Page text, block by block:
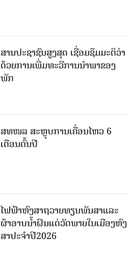
ສານປະຊາຊົນສູງສຸດ ເຊື່ອມຊຶມມະຕິວ່າ
ດ້ວຍການເພີ່ມທະວີການນຳພາຂອງ
ພັກ
ສທໜລ ສະຫຼຸບການເຄື່ອນໄຫວ 6
ເດືອນຕົ້ນປີ
ໄຟຟ້າຫົງສາຖວາຍທຽນພັນສາແລະ
ຜ້າອາບນໍ້າຝົນແດ່ວັດພາຍໃນເມືອງຫົງ
ສາປະຈໍາປີ2026